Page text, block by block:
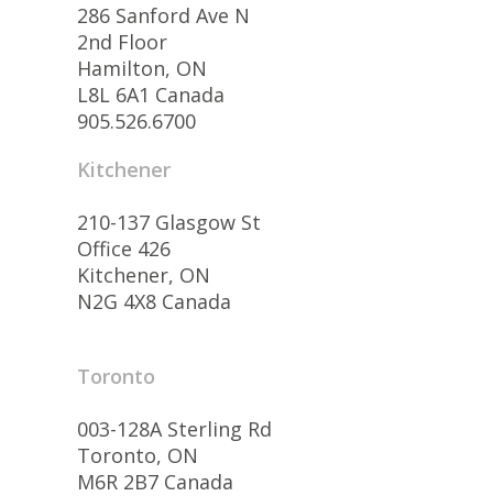
286 Sanford Ave N
2nd Floor
Hamilton, ON
L8L 6A1 Canada
905.526.6700
Kitchener
210-137 Glasgow St
Office 426
Kitchener, ON
N2G 4X8 Canada
Toronto
003-128A Sterling Rd
Toronto, ON
M6R 2B7 Canada